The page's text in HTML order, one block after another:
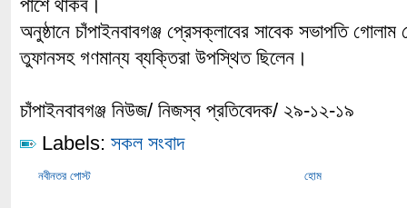
পাশে থাকব।
অনুষ্ঠানে চাঁপাইনবাবগঞ্জ প্রেসক্লাবের সাবেক সভাপতি
তুফানসহ গণমান্য ব্যক্তিরা উপস্থিত ছিলেন।
চাঁপাইনবাবগঞ্জ নিউজ/ নিজস্ব প্রতিবেদক/ ২৯-১২-১৯
Labels: সকল সংবাদ
নবীনতর পোস্ট হোম